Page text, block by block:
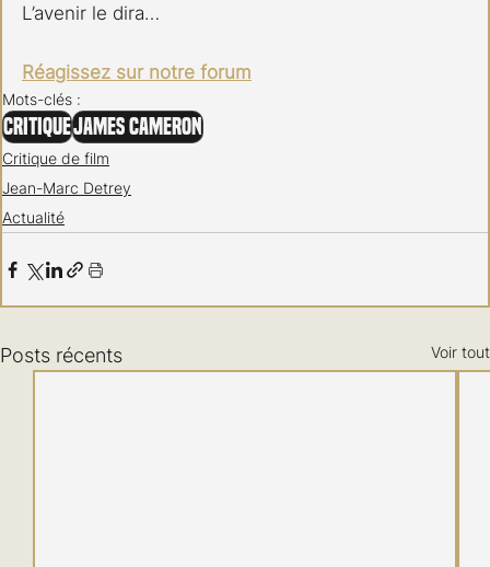
L’avenir le dira…
Réagissez sur notre forum
Mots-clés :
CritiqueJames Cameron
Critique de film
Jean-Marc Detrey
Actualité
Posts récents Voir tout